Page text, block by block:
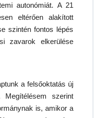
autonómiát. A 21
eltérően alakított
szintén fontos lépés
zavarok elkerülése
a felsőoktatás új
Megítélésem szerint
is, amikor a